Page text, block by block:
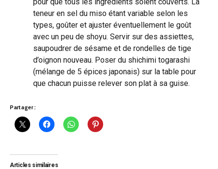
teneur en sel du miso étant variable selon les
types, goûter et ajuster éventuellement le goût
avec un peu de shoyu. Servir sur des assiettes,
saupoudrer de sésame et de rondelles de tige
d’oignon nouveau. Poser du shichimi togarashi
(mélange de 5 épices japonais) sur la table pour
que chacun puisse relever son plat à sa guise.
Partager :
Articles similaires